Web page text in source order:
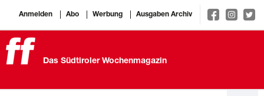
Anmelden Abo Werbung Ausgaben Archiv
Das Südtiroler Wochenmagazin